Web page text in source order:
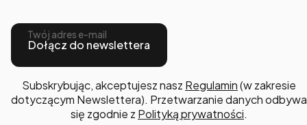
Twój adres e-mail
Dołącz do newslettera
Subskrybując, akceptujesz nasz Regulamin(w zakresie
dotyczącym Newslettera). Przetwarzanie danych odbywa
się zgodnie z Polityką prywatności.